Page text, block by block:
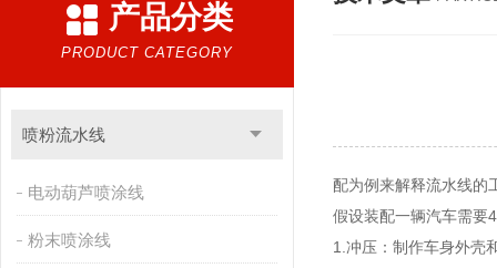
产品分类
PRODUCT CATEGORY
喷粉流水线
电动葫芦喷涂线
粉末喷涂线
配为例来解释流水线的
假设装配一辆汽车需要
1.冲压：制作车身外壳